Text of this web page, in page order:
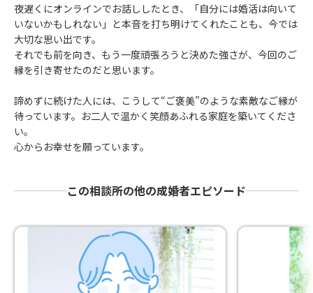
夜遅くにオンラインでお話ししたとき、「自分には婚活は向いて
いないかもしれない」と本音を打ち明けてくれたことも、今では
大切な思い出です。
それでも前を向き、もう一度頑張ろうと決めた強さが、今回のご
縁を引き寄せたのだと思います。
諦めずに続けた人には、こうして“ご褒美”のような素敵なご縁が
待っています。お二人で温かく笑顔あふれる家庭を築いてくださ
い。
心からお幸せを願っています。
この相談所の他の成婚者エピソード